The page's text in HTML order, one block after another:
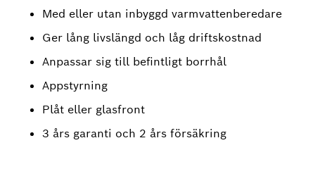
Med eller utan inbyggd varmvattenberedare
Ger lång livslängd och låg driftskostnad
Anpassar sig till befintligt borrhål
Appstyrning
Plåt eller glasfront
3 års garanti och 2 års försäkring